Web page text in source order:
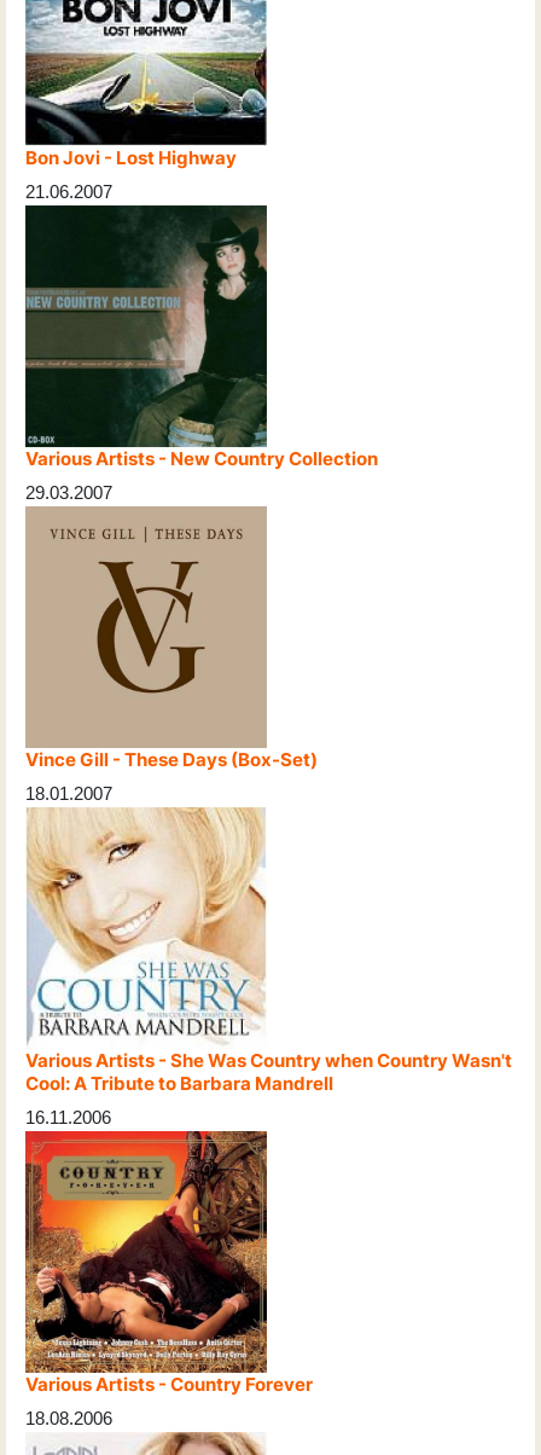
Bon Jovi - Lost Highway
21.06.2007
Various Artists - New Country Collection
29.03.2007
Vince Gill - These Days (Box-Set)
18.01.2007
Various Artists - She Was Country when Country Wasn't
Cool: A Tribute to Barbara Mandrell
16.11.2006
Various Artists - Country Forever
18.08.2006